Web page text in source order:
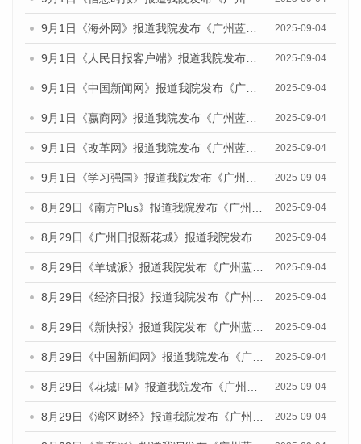
2025-09-04
2025-09-04
2025-09-04
2025-09-04
2025-09-04
2025-09-04
2025-09-04
2025-09-04
2025-09-04
2025-09-04
2025-09-04
2025-09-04
2025-09-04
2025-09-04